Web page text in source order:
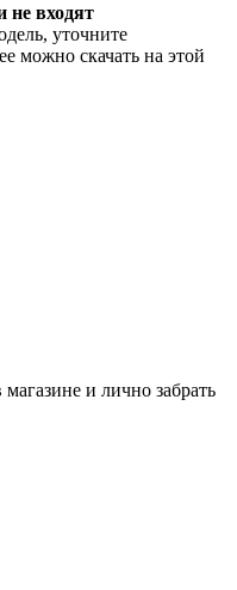
не входят
уточните
можно скачать на этой
и лично забрать